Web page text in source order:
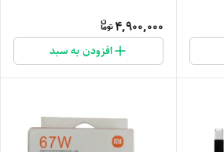
4,900,000
افزودن به سبد